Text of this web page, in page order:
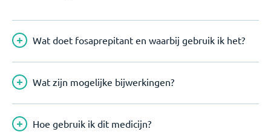
Wat doet fosaprepitant en waarbij gebruik ik het?
Wat zijn mogelijke bijwerkingen?
Hoe gebruik ik dit medicijn?